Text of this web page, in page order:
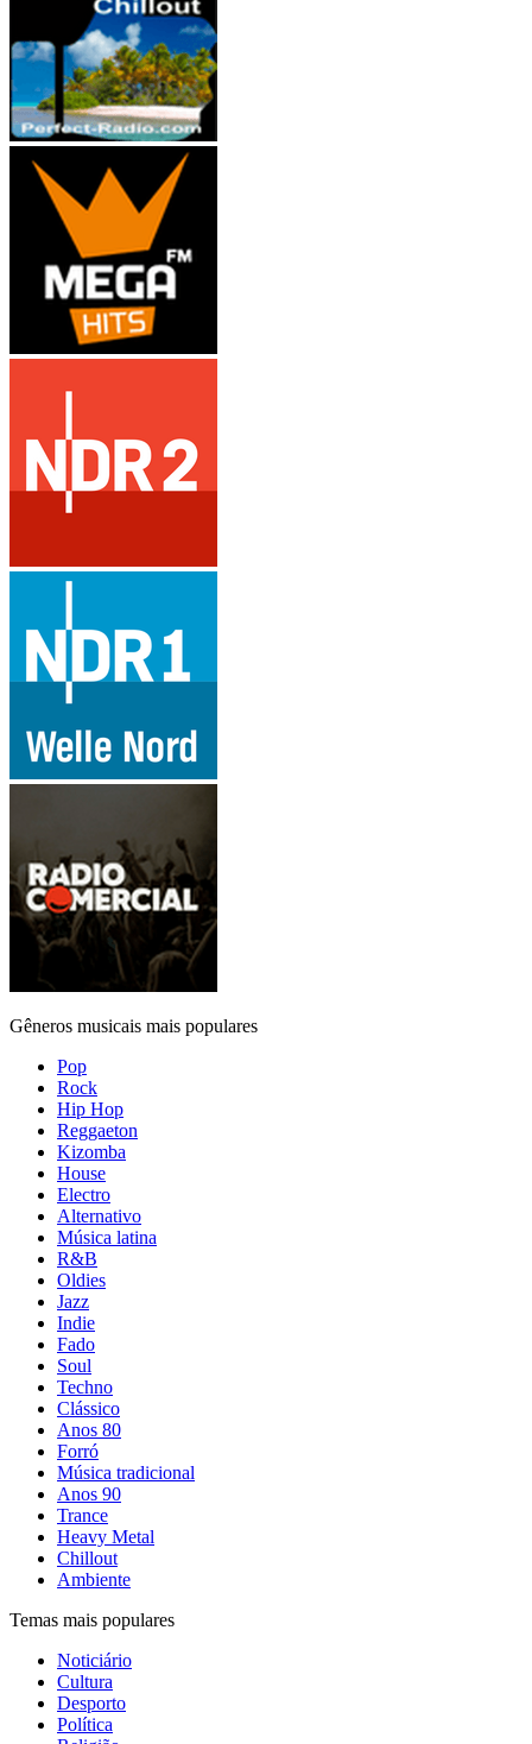
Gêneros musicais mais populares
Pop
Rock
Hip Hop
Reggaeton
Kizomba
House
Electro
Alternativo
Música latina
R&B
Oldies
Jazz
Indie
Fado
Soul
Techno
Clássico
Anos 80
Forró
Música tradicional
Anos 90
Trance
Heavy Metal
Chillout
Ambiente
Temas mais populares
Noticiário
Cultura
Desporto
Política